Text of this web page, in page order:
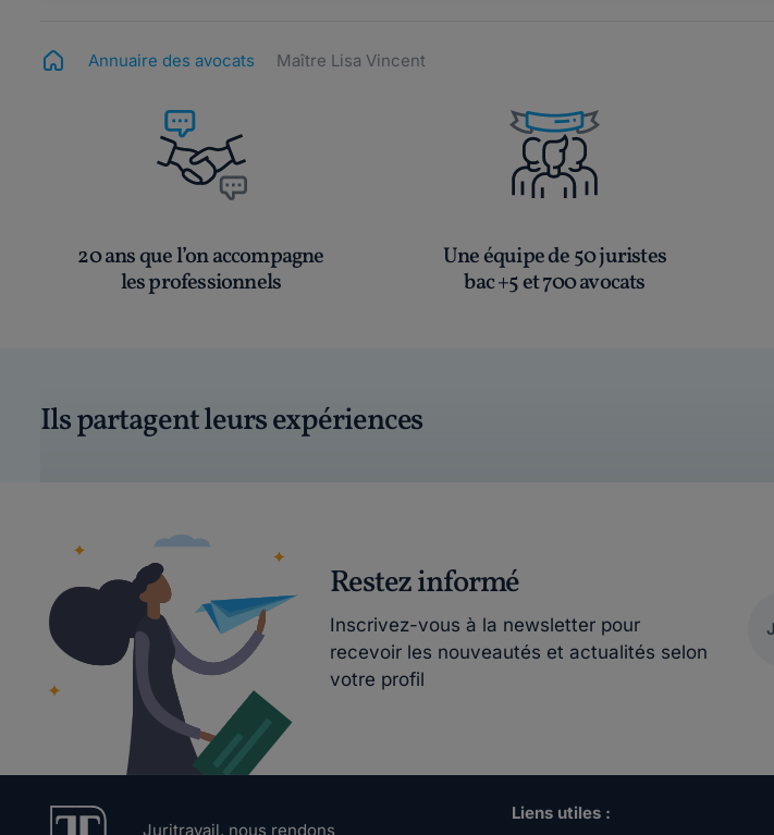
Annuaire des avocats Maître Lisa Vincent
20 ans que l’on accompagne
les professionnels
Une équipe de 50 juristes
bac +5 et 700 avocats
Ils partagent leurs expériences
Restez informé
Inscrivez-vous à la newsletter pour
recevoir les nouveautés et actualités selon
votre profil
Juritravail, nous rendons
Liens utiles :